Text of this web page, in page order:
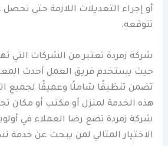
أو إجراء التعديلات اللازمة حتى
تتوقعه.
شركة زمردة تعتبر من الشركات التي
حيث يستخدم فريق العمل أحدث
تضمن تنظيفًا شاملًا وعميقًا لجميع
هذه الخدمة لمنزل أو مكتب أو مكان
شركة زمردة تضع رضا العملاء في
الاختيار المثالي لمن يبحث عن